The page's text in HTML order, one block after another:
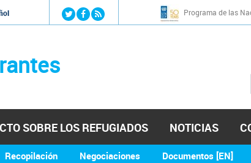
Jump to navigation Programa de las
Recopilación Negociaciones Documentos [EN]
SOBRE LOS REFUGIADOS NOTICIAS